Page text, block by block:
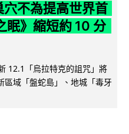
不為提高世界首
眠》縮短約 10 分
12.1「烏拉特克的詛咒」將
區域「盤蛇島」、地城「毒牙